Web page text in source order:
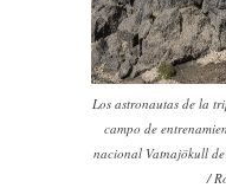
Los astronautas de la
campo de
nacional Vatnajökull
/